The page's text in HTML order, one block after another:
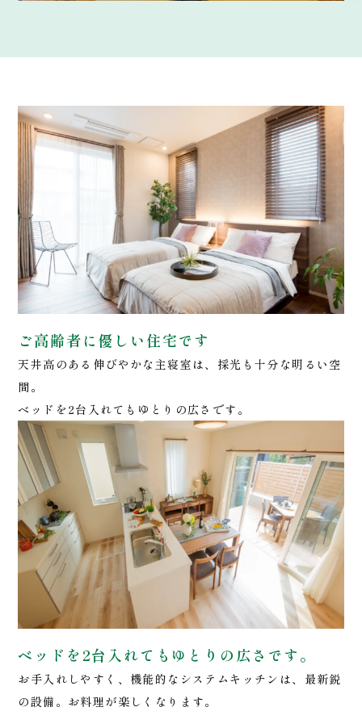
ご高齢者に優しい住宅です
天井高のある伸びやかな主寝室は、採光も十分な明るい空
間。
ベッドを2台入れてもゆとりの広さです。
ベッドを2台入れてもゆとりの広さです。
お手入れしやすく、機能的なシステムキッチンは、最新鋭
の設備。お料理が楽しくなります。